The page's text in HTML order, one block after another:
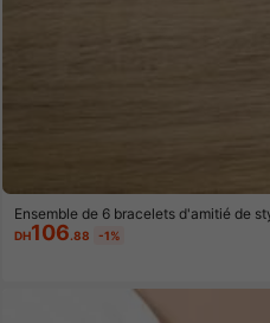
Ensemble de 6 bracelets d'amitié de
e des mères, différence de couleur
DH106.88 -1%